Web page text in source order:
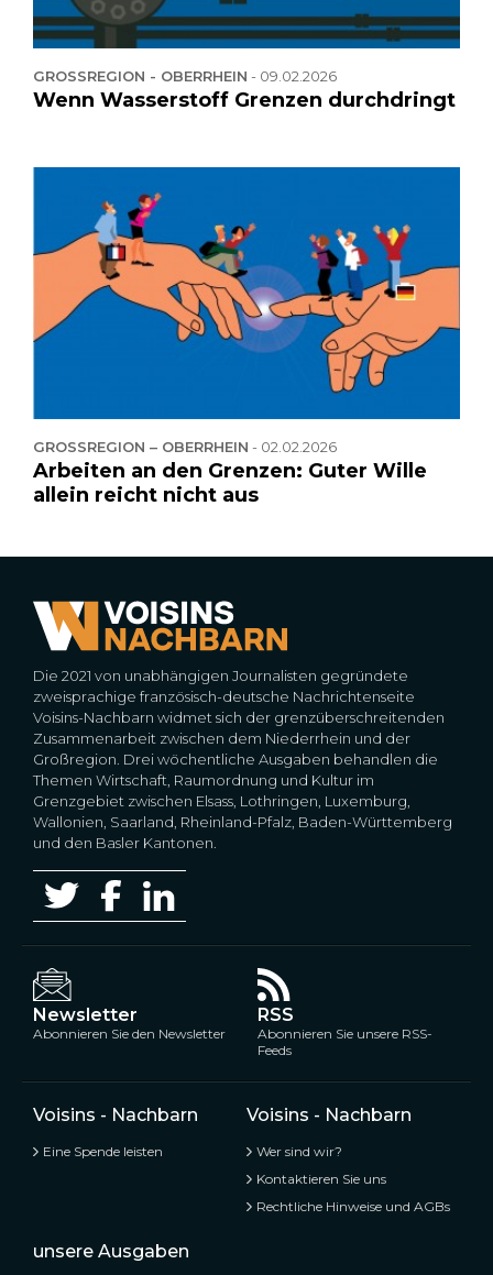
GROSSREGION - OBERRHEIN - 09.02.2026
Wenn Wasserstoff Grenzen durchdringt
GROSSREGION – OBERRHEIN - 02.02.2026
Arbeiten an den Grenzen: Guter Wille
allein reicht nicht aus
Die 2021 von unabhängigen Journalisten gegründete
zweisprachige französisch-deutsche Nachrichtenseite
Voisins-Nachbarn widmet sich der grenzüberschreitenden
Zusammenarbeit zwischen dem Niederrhein und der
Großregion. Drei wöchentliche Ausgaben behandlen die
Themen Wirtschaft, Raumordnung und Kultur im
Grenzgebiet zwischen Elsass, Lothringen, Luxemburg,
Wallonien, Saarland, Rheinland-Pfalz, Baden-Württemberg
und den Basler Kantonen.
Newsletter
Abonnieren Sie den Newsletter
RSS
Abonnieren Sie unsere RSS-
Feeds
Voisins - Nachbarn
Eine Spende leisten
Voisins - Nachbarn
Wer sind wir?
Kontaktieren Sie uns
Rechtliche Hinweise und AGBs
unsere Ausgaben